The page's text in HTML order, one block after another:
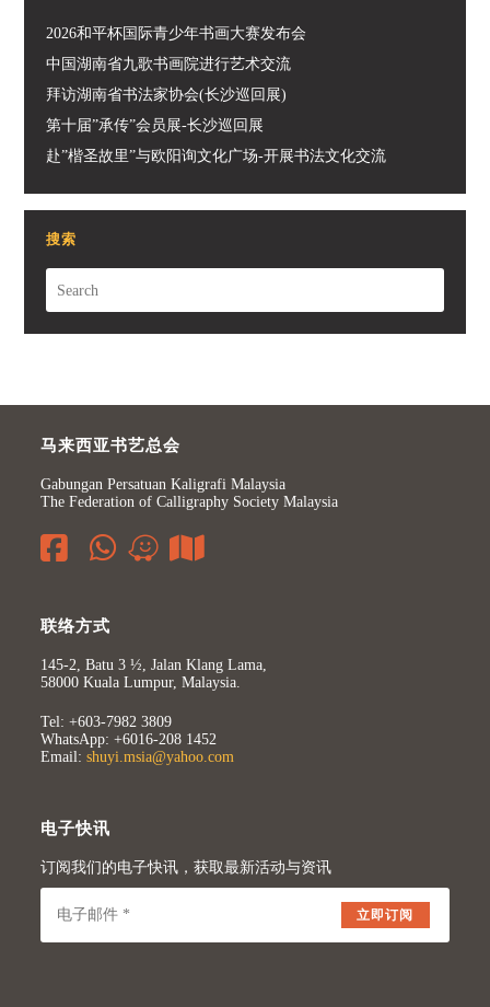
2026和平杯国际青少年书画大赛发布会
中国湖南省九歌书画院进行艺术交流
拜访湖南省书法家协会(长沙巡回展)
第十届”承传”会员展-长沙巡回展
赴”楷圣故里”与欧阳询文化广场-开展书法文化交流
搜索
马来西亚书艺总会
Gabungan Persatuan Kaligrafi Malaysia
The Federation of Calligraphy Society Malaysia
联络方式
145-2, Batu 3 ½, Jalan Klang Lama,
58000 Kuala Lumpur, Malaysia.
Tel: +603-7982 3809
WhatsApp: +6016-208 1452
Email:shuyi.msia@yahoo.com
电子快讯
订阅我们的电子快讯，获取最新活动与资讯
立即订阅